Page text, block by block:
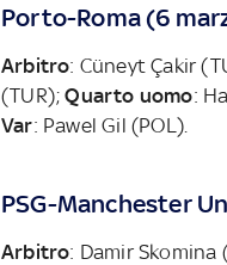
Porto-Roma (6
Arbitro: Cüneyt Çakir
(TUR);Quarto uomo:
Var: Pawel Gil (POL).
PSG-Manchester
Arbitro: Damir Skomina